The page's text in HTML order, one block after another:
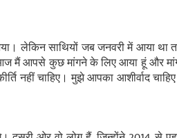
लेकिन साथियों जब जनवरी में आया
मैं आपसे कुछ मांगने के लिए आया हूं और
नहीं चाहिए। मुझे आपका आशीर्वाद